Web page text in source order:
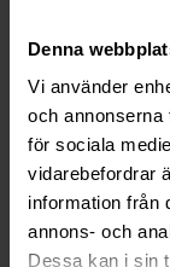
Denna
Vi använder
och annonserna
för sociala
vidarebefordrar
information från
annons- och
Dessa kan i sin
Mer från